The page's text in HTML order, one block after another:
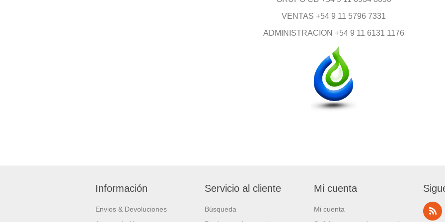
VENTAS +54 9 11 5796 7331
ADMINISTRACION +54 9 11 6131 1176
Información
Envios & Devoluciones
Servicio al cliente
Búsqueda
Mi cuenta
Mi cuenta